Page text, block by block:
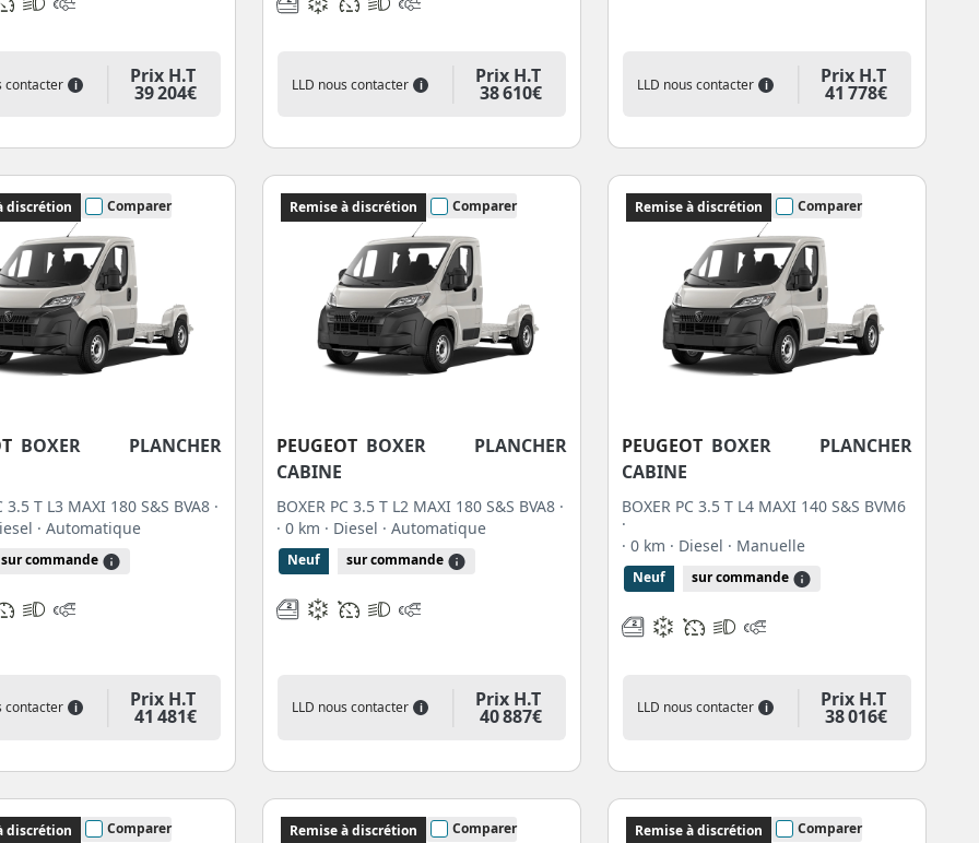
contacter i Prix H.T
39 204€ LLD nous contacter i Prix H.T
38 610€ LLD nous contacter i Prix H.T
41 778€
discrétion Comparer
BOXER PLANCHER
3.5 T L3 MAXI 180 S&S BVA8 ·
· Automatique
sur commande
contacter i Prix H.T
41 481€
Remise à discrétion Comparer
PEUGEOT BOXER PLANCHER
CABINE
BOXER PC 3.5 T L2 MAXI 180 S&S BVA8 ·
· 0 km · Diesel · Automatique
Neuf sur commande
LLD nous contacter i Prix H.T
40 887€
Remise à discrétion Comparer
PEUGEOT BOXER PLANCHER
CABINE
BOXER PC 3.5 T L4 MAXI 140 S&S BVM6
·
· 0 km · Diesel · Manuelle
Neuf sur commande
LLD nous contacter i Prix H.T
38 016€
discrétion Comparer Remise à discrétion Comparer Remise à discrétion Comparer